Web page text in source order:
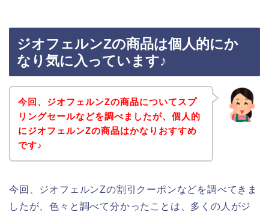
ジオフェルンZの商品は個人的にか
なり気に入っています♪
今回、ジオフェルンZの商品についてスプ
リングセールなどを調べましたが、個人的
にジオフェルンZの商品はかなりおすすめ
です♪
今回、ジオフェルンZの割引クーポンなどを調べてきま
したが、色々と調べて分かったことは、多くの人がジ